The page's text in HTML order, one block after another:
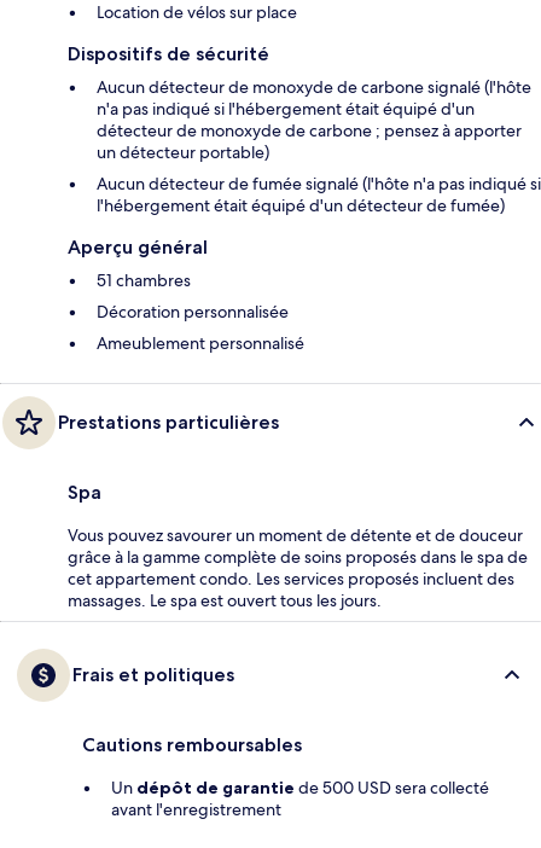
Location de vélos sur place
Dispositifs de sécurité
Aucun détecteur de monoxyde de carbone signalé (l'hôte
n'a pas indiqué si l'hébergement était équipé d'un
détecteur de monoxyde de carbone ; pensez à apporter
un détecteur portable)
Aucun détecteur de fumée signalé (l'hôte n'a pas indiqué si
l'hébergement était équipé d'un détecteur de fumée)
Aperçu général
51 chambres
Décoration personnalisée
Ameublement personnalisé
Prestations particulières
Spa
Vous pouvez savourer un moment de détente et de douceur
grâce à la gamme complète de soins proposés dans le spa de
cet appartement condo. Les services proposés incluent des
massages. Le spa est ouvert tous les jours.
Frais et politiques
Cautions remboursables
Un dépôt de garantie de 500 USD sera collecté
avant l'enregistrement